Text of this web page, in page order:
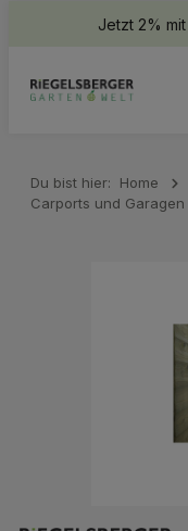
springenJetzt 2%
Du bist hier: Home
Carports und Garagen